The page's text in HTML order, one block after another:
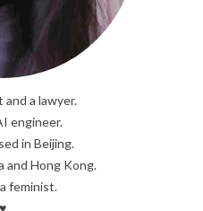
a lawyer.
engineer.
in Beijing.
and Hong Kong.
feminist.
♥